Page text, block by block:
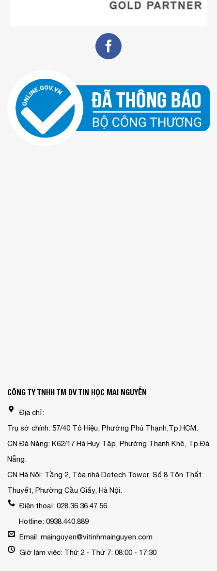
CÔNG TY TNHH TM DV TIN HỌC MAI NGUYỄN
Địa chỉ:
Trụ sở chính: 57/40 Tô Hiệu, Phường Phú Thạnh,Tp.HCM.
CN Đà Nẵng: K62/17 Hà Huy Tập, Phường Thanh Khê, Tp.Đà
Nẵng.
CN Hà Nội: Tầng 2, Tòa nhà Detech Tower, Số 8 Tôn Thất
Thuyết, Phường Cầu Giấy, Hà Nội.
Điện thoại: 028.36 36 47 56
Hotline: 0938.440.889
Email: mainguyen@vitinhmainguyen.com
Giờ làm việc: Thứ 2 - Thứ 7: 08:00 - 17:30